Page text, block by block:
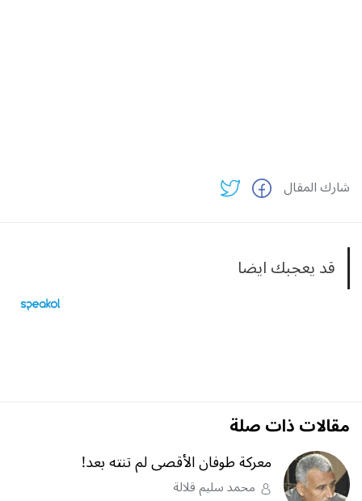
شارك المقال
قد يعجبك ايضا
مقالات ذات صلة
معركة طوفان الأقصى لم تنته بعد!
محمد سليم قلالة